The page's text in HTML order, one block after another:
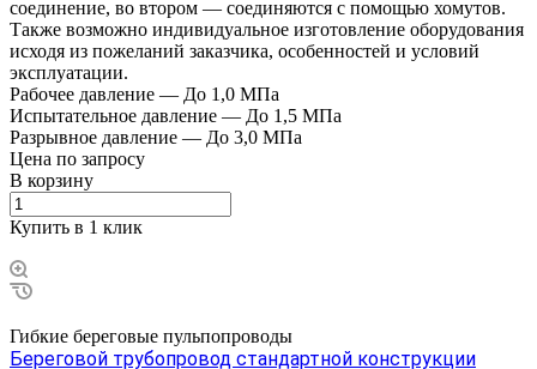
соединение, во втором — соединяются с помощью хомутов.
Также возможно индивидуальное изготовление оборудования
исходя из пожеланий заказчика, особенностей и условий
эксплуатации.
Рабочее давление — До 1,0 МПа
Испытательное давление — До 1,5 МПа
Разрывное давление — До 3,0 МПа
Цена по запросу
В корзину
Купить в 1 клик
Гибкие береговые пульпопроводы
Береговой трубопровод стандартной конструкции